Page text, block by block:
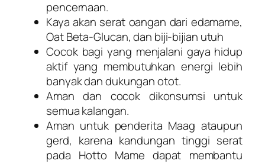
pencernaan.
Kaya akan serat oangan dari edamame,
Oat Beta-Glucan, dan biji-bijian utuh
Cocok bagi yang menjalani gaya hidup
aktif yang membutuhkan energi lebih
banyak dan dukungan otot.
Aman dan cocok dikonsumsi untuk
semua kalangan.
Aman untuk penderita Maag ataupun
gerd, karena kandungan tinggi serat
pada Hotto Mame dapat membantu